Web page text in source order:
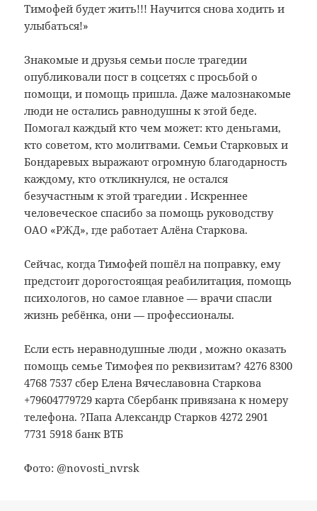
Тимофей будет жить!!! Научится снова ходить и
улыбаться!»
Знакомые и друзья семьи после трагедии
опубликовали пост в соцсетях с просьбой о
помощи, и помощь пришла. Даже малознакомые
люди не остались равнодушны к этой беде.
Помогал каждый кто чем может: кто деньгами,
кто советом, кто молитвами. Семьи Старковых и
Бондаревых выражают огромную благодарность
каждому, кто откликнулся, не остался
безучастным к этой трагедии . Искреннее
человеческое спасибо за помощь руководству
ОАО «РЖД», где работает Алёна Старкова.
Сейчас, когда Тимофей пошёл на поправку, ему
предстоит дорогостоящая реабилитация, помощь
психологов, но самое главное — врачи спасли
жизнь ребёнка, они — профессионалы.
Если есть неравнодушные люди , можно оказать
помощь семье Тимофея по реквизитам? 4276 8300
4768 7537 сбер Елена Вячеславовна Старкова
+79604779729 карта Сбербанк привязана к номеру
телефона. ?Папа Александр Старков 4272 2901
7731 5918 банк ВТБ
Фото: @novosti_nvrsk